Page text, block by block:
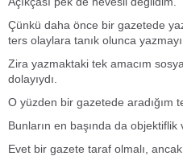
Çünkü daha önce bir gazetede
ters olaylara tanık olunca yazmayı
Zira yazmaktaki tek amacım
dolayıydı.
O yüzden bir gazetede aradığım
Bunların en başında da objektiflik
Evet bir gazete taraf olmalı,